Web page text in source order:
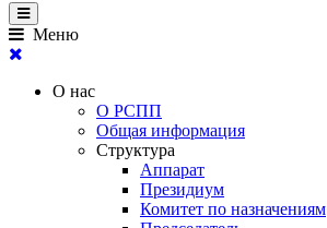
Меню
О нас
О РСПП
Общая информация
Структура
Аппарат
Президиум
Комитет по назначениям